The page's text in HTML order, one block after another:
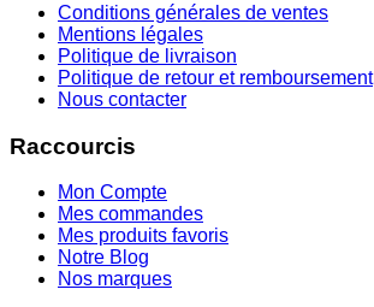
Conditions générales de ventes
Mentions légales
Politique de livraison
Politique de retour et remboursement
Nous contacter
Raccourcis
Mon Compte
Mes commandes
Mes produits favoris
Notre Blog
Nos marques